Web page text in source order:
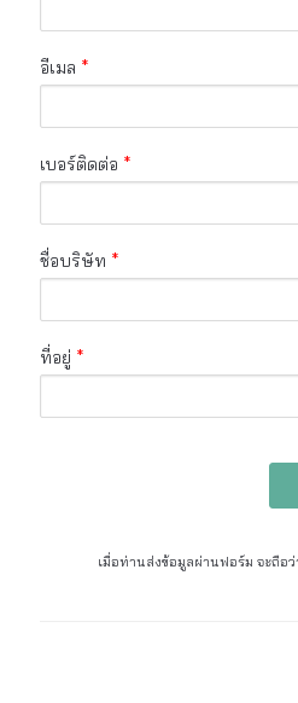
อีเมล *
เบอร์ติดต่อ *
ชื่อบริษัท *
ที่อยู่ *
เมื่อท่านส่งข้อมูลผ่านฟอร์ม จะถือ